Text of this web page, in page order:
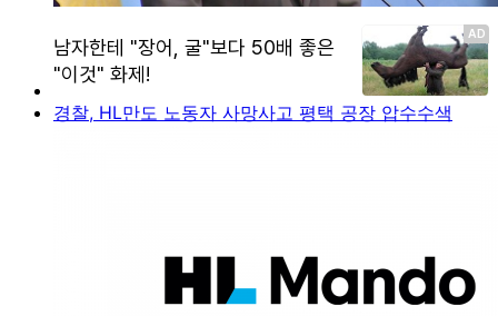
경찰, HL만도 노동자 사망사고 평택 공장 압수수색